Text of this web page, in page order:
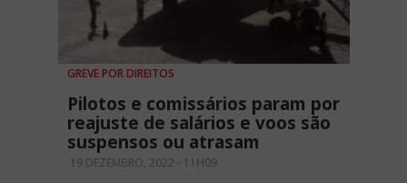
GREVE POR DIREITOS
Pilotos e comissários param por
reajuste de salários e voos são
suspensos ou atrasam
19 DEZEMBRO, 2022 - 11H09